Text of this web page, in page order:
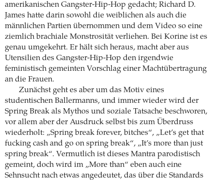
amerikanischen Gangster-Hip-Hop gedacht; Richard D.
James hatte darin sowohl die weiblichen als auch die
männlichen Partien übernommen und dem Video so eine
ziemlich brachiale Monstrosität verliehen. Bei Korine ist es
genau umgekehrt. Er hält sich heraus, macht aber aus
Utensilien des Gangster-Hip-Hop den irgendwie
feministisch gemeinten Vorschlag einer Machtübertragung
an die Frauen.
Zunächst geht es aber um das Motiv eines
studentischen Ballermanns, und immer wieder wird der
Spring Break als Mythos und soziale Tatsache beschworen,
vor allem aber der Ausdruck selbst bis zum Überdruss
wiederholt: „Spring break forever, bitches“, „Let’s get that
fucking cash and go on spring break“, „It’s more than just
spring break“. Vermutlich ist dieses Mantra parodistisch
gemeint, doch wird im „More than“ eben auch eine
Sehnsucht nach etwas angedeutet, das über die Standards